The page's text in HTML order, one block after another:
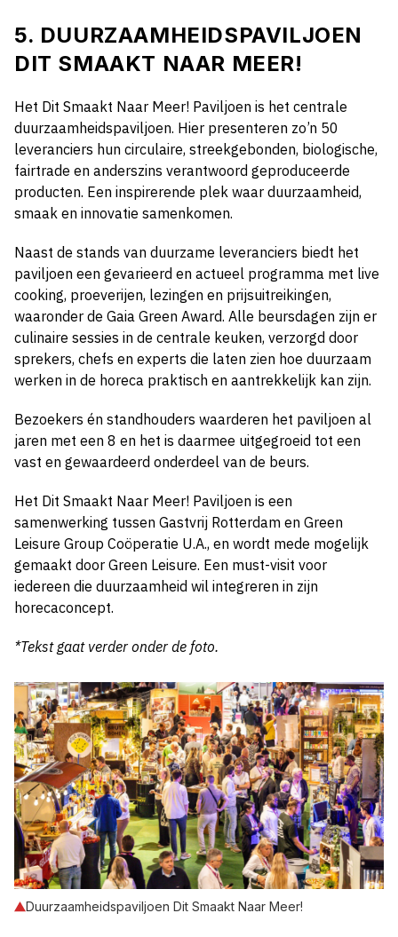
5. DUURZAAMHEIDSPAVILJOEN
DIT SMAAKT NAAR MEER!
Het Dit Smaakt Naar Meer! Paviljoen is het centrale
duurzaamheidspaviljoen. Hier presenteren zo’n 50
leveranciers hun circulaire, streekgebonden, biologische,
fairtrade en anderszins verantwoord geproduceerde
producten. Een inspirerende plek waar duurzaamheid,
smaak en innovatie samenkomen.
Naast de stands van duurzame leveranciers biedt het
paviljoen een gevarieerd en actueel programma met live
cooking, proeverijen, lezingen en prijsuitreikingen,
waaronder de Gaia Green Award. Alle beursdagen zijn er
culinaire sessies in de centrale keuken, verzorgd door
sprekers, chefs en experts die laten zien hoe duurzaam
werken in de horeca praktisch en aantrekkelijk kan zijn.
Bezoekers én standhouders waarderen het paviljoen al
jaren met een 8 en het is daarmee uitgegroeid tot een
vast en gewaardeerd onderdeel van de beurs.
Het Dit Smaakt Naar Meer! Paviljoen is een
samenwerking tussen Gastvrij Rotterdam en Green
Leisure Group Coöperatie U.A., en wordt mede mogelijk
gemaakt door Green Leisure. Een must-visit voor
iedereen die duurzaamheid wil integreren in zijn
horecaconcept.
*Tekst gaat verder onder de foto.
Duurzaamheidspaviljoen Dit Smaakt Naar Meer!